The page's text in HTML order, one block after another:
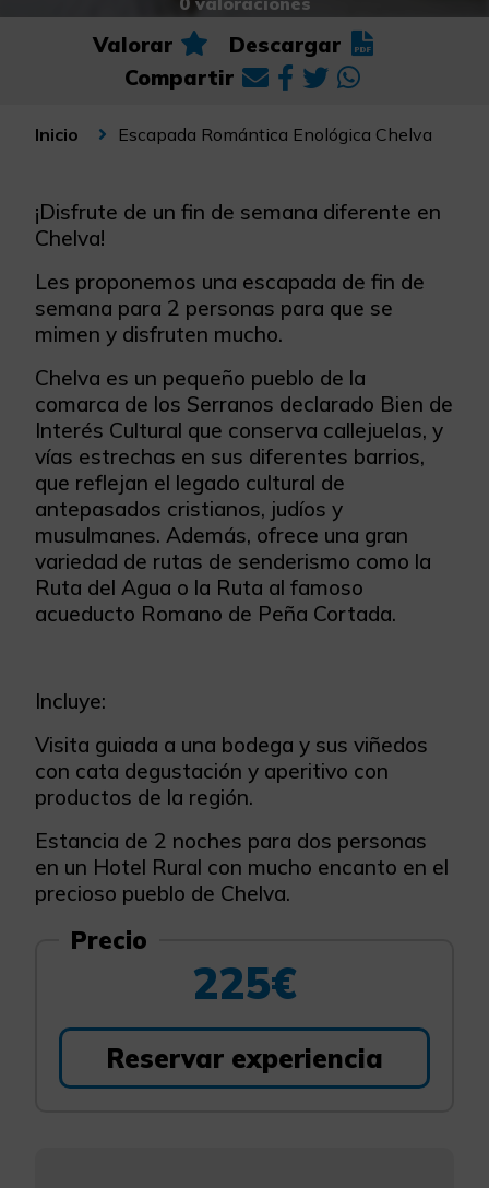
Valorar
Descargar
Compartir
Inicio Escapada Romántica Enológica Chelva
¡Disfrute de un fin de semana diferente en
Chelva!
Les proponemos una escapada de fin de
semana para 2 personas para que se
mimen y disfruten mucho.
Chelva es un pequeño pueblo de la
comarca de los Serranos declarado Bien de
Interés Cultural que conserva callejuelas, y
vías estrechas en sus diferentes barrios,
que reflejan el legado cultural de
antepasados cristianos, judíos y
musulmanes. Además, ofrece una gran
variedad de rutas de senderismo como la
Ruta del Agua o la Ruta al famoso
acueducto Romano de Peña Cortada.
Incluye:
Visita guiada a una bodega y sus viñedos
con cata degustación y aperitivo con
productos de la región.
Estancia de 2 noches para dos personas
en un Hotel Rural con mucho encanto en el
precioso pueblo de Chelva.
Precio
225€
Reservar experiencia